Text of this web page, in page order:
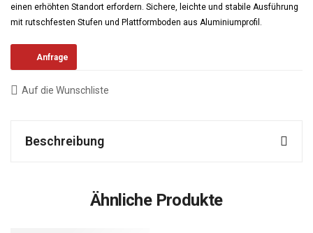
einen erhöhten Standort erfordern. Sichere, leichte und stabile Ausführung
mit rutschfesten Stufen und Plattformboden aus Aluminiumprofil.
Anfrage
Auf die Wunschliste
Beschreibung
Ähnliche Produkte